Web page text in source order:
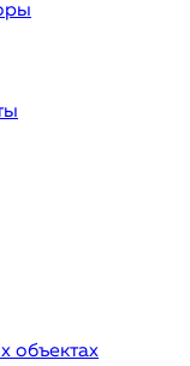
объектах